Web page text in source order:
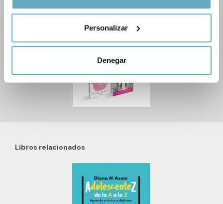
geográfica que puede tener una precisión de varios
Identificar su dispositivo analizándolo activamente
datos personales y establezca sus preferencias en la
Las cookies de este sitio web se usan para personalizar
el contenido y los anuncios, ofrecer funciones de redes
sociales y analizar el tráfico. Además, compartimos
información sobre el uso que haga del sitio web con
nuestros partners de redes sociales, publicidad y análisis
Personalizar
Denegar
Libros relacionados